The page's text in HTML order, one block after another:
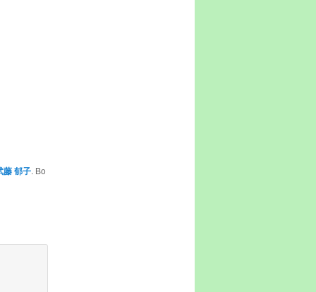
藤 郁子. Bo